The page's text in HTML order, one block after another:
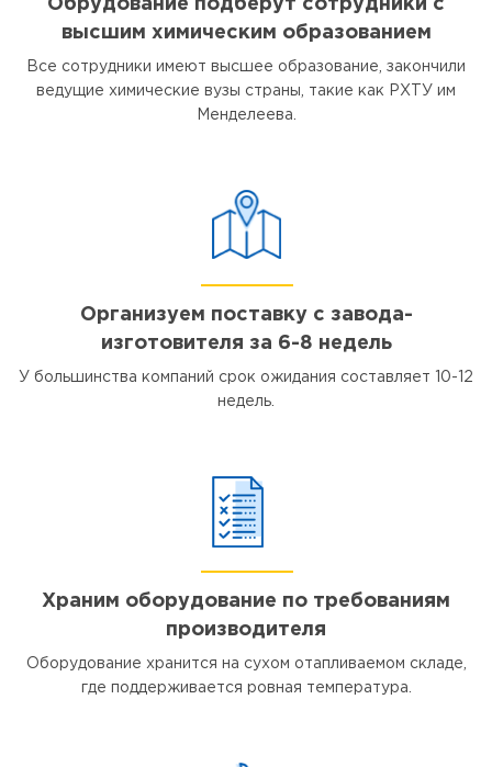
Обрудование подберут сотрудники с
высшим химическим образованием
Все сотрудники имеют высшее образование, закончили
ведущие химические вузы страны, такие как РХТУ им
Менделеева.
Организуем поставку с завода-
изготовителя за 6-8 недель
У большинства компаний срок ожидания составляет 10-12
недель.
Храним оборудование по требованиям
производителя
Оборудование хранится на сухом отапливаемом складе,
где поддерживается ровная температура.